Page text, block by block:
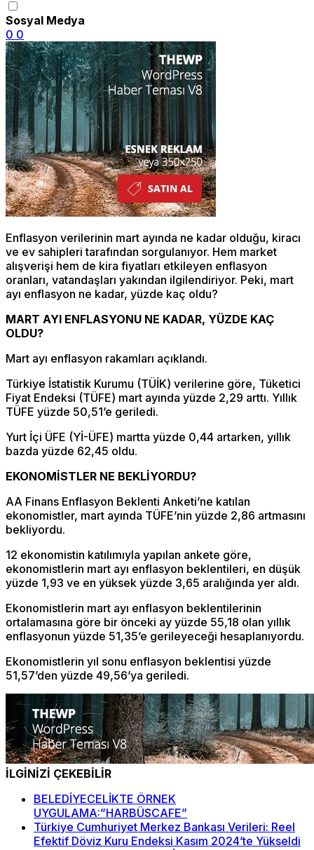
Sosyal Medya
0 0
Enflasyon verilerinin mart ayında ne kadar olduğu, kiracı
ve ev sahipleri tarafından sorgulanıyor. Hem market
alışverişi hem de kira fiyatları etkileyen enflasyon
oranları, vatandaşları yakından ilgilendiriyor. Peki, mart
ayı enflasyon ne kadar, yüzde kaç oldu?
MART AYI ENFLASYONU NE KADAR, YÜZDE KAÇ
OLDU?
Mart ayı enflasyon rakamları açıklandı.
Türkiye İstatistik Kurumu (TÜİK) verilerine göre, Tüketici
Fiyat Endeksi (TÜFE) mart ayında yüzde 2,29 arttı. Yıllık
TÜFE yüzde 50,51’e geriledi.
Yurt İçi ÜFE (Yİ-ÜFE) martta yüzde 0,44 artarken, yıllık
bazda yüzde 62,45 oldu.
EKONOMİSTLER NE BEKLİYORDU?
AA Finans Enflasyon Beklenti Anketi’ne katılan
ekonomistler, mart ayında TÜFE’nin yüzde 2,86 artmasını
bekliyordu.
12 ekonomistin katılımıyla yapılan ankete göre,
ekonomistlerin mart ayı enflasyon beklentileri, en düşük
yüzde 1,93 ve en yüksek yüzde 3,65 aralığında yer aldı.
Ekonomistlerin mart ayı enflasyon beklentilerinin
ortalamasına göre bir önceki ay yüzde 55,18 olan yıllık
enflasyonun yüzde 51,35’e gerileyeceği hesaplanıyordu.
Ekonomistlerin yıl sonu enflasyon beklentisi yüzde
51,57’den yüzde 49,56’ya geriledi.
İLGİNİZİ ÇEKEBİLİR
BELEDİYECELİKTE ÖRNEK
UYGULAMA:”HARBÜSCAFE”
Türkiye Cumhuriyet Merkez Bankası Verileri: Reel
Efektif Döviz Kuru Endeksi Kasım 2024’te Yükseldi